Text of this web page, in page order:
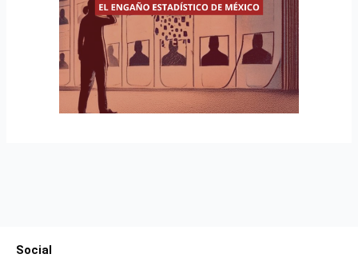
Social